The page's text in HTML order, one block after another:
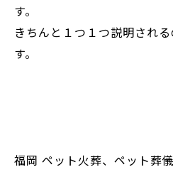
す。
きちんと１つ１つ説明され
す。
福岡 ペット火葬、ペット葬